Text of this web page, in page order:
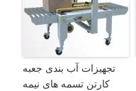
تجهیزات آب بندی جعبه
کارتن تسمه های نیمه